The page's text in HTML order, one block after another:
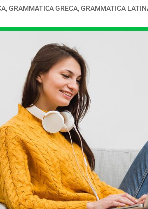
,GRAMMATICA GRECA,GRAMMATICA